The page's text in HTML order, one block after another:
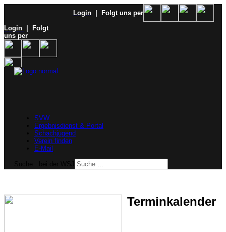
Login
| Folgt uns per
Login
| Folgt
uns per
SVW
Ergebnisdienst & Portal
Schachjugend
Verein finden
E-Mail
Terminkalender